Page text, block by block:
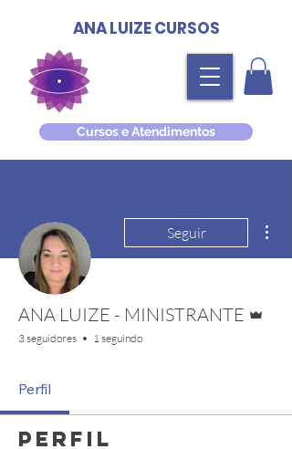
ANA LUIZE CURSOS
Cursos e Atendimentos
Seguir
ANA LUIZE - MINISTRANTE
3 seguidores 1 seguindo
Perfil
Perfil